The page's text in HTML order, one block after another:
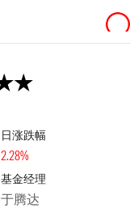
日涨跌幅
2.28%
基金经理
于腾达